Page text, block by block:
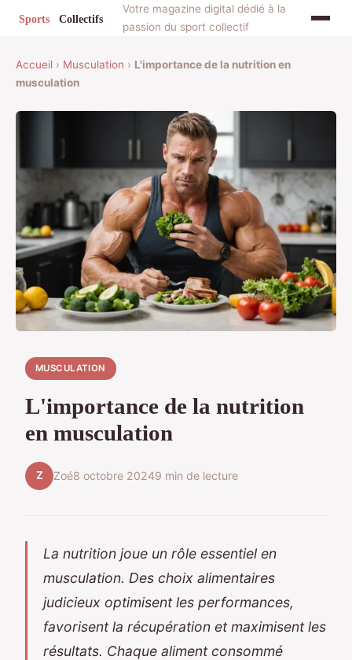
Votre magazine digital dédié à la
passion du sport collectif
Accueil › Musculation › L'importance de la nutrition en
musculation
MUSCULATION
L'importance de la nutrition
en musculation
Z Zoé8 octobre 20249 min de lecture
La nutrition joue un rôle essentiel en
musculation. Des choix alimentaires
judicieux optimisent les performances,
favorisent la récupération et maximisent les
résultats. Chaque aliment consommé